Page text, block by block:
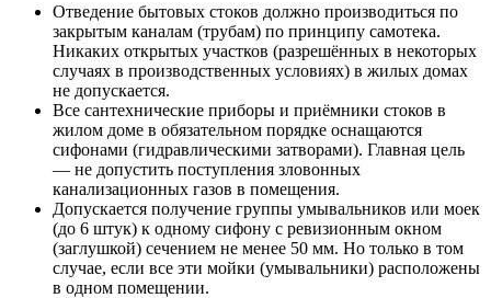
Отведение бытовых стоков должно производиться по
закрытым каналам (трубам) по принципу самотека.
Никаких открытых участков (разрешённых в некоторых
случаях в производственных условиях) в жилых домах
не допускается.
Все сантехнические приборы и приёмники стоков в
жилом доме в обязательном порядке оснащаются
сифонами (гидравлическими затворами). Главная цель
— не допустить поступления зловонных
канализационных газов в помещения.
Допускается получение группы умывальников или моек
(до 6 штук) к одному сифону с ревизионным окном
(заглушкой) сечением не менее 50 мм. Но только в том
случае, если все эти мойки (умывальники) расположены
в одном помещении.